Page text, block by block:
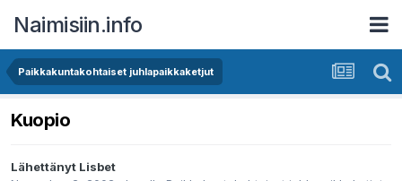
Naimisiin.info
Paikkakuntakohtaiset juhlapaikkaketjut
Kuopio
Lähettänyt Lisbet